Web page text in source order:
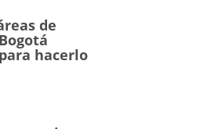
de
hacerlo